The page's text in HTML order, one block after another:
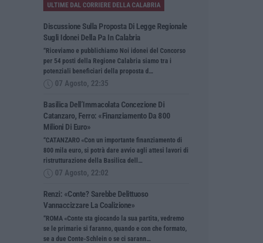
ULTIME DAL CORRIERE DELLA CALABRIA
Discussione Sulla Proposta Di Legge Regionale
Sugli Idonei Della Pa In Calabria
“Riceviamo e pubblichiamo Noi idonei del Concorso
per 54 posti della Regione Calabria siamo tra i
potenziali beneficiari della proposta d…
07 Agosto, 22:35
Basilica Dell’Immacolata Concezione Di
Catanzaro, Ferro: «finanziamento Da 800
Milioni Di Euro»
“CATANZARO «Con un importante finanziamento di
800 mila euro, si potrà dare avvio agli attesi lavori di
ristrutturazione della Basilica dell…
07 Agosto, 22:02
Renzi: «Conte? Sarebbe Delittuoso
Vannaccizzare La Coalizione»
“ROMA «Conte sta giocando la sua partita, vedremo
se le primarie si faranno, quando e con che formato,
se a due Conte-Schlein o se ci sarann…